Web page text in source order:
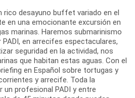
rico desayuno buffet variado en el
en una emocionante excursión en
marinas. Haremos submarinismo
en arrecifes espectaculares,
seguridad en la actividad, nos
que habitan estas aguas. Con el
en Español sobre tortugas y
y arrecife. Toda la
un profesional PADI y entre